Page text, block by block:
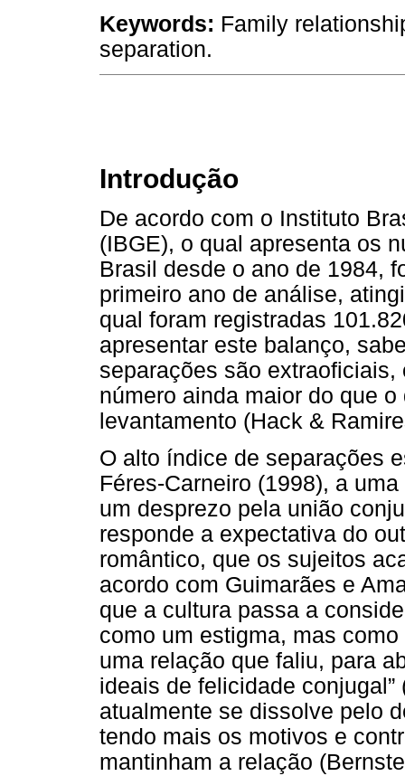
Keywords: Family
separation.
Introdução
De acordo com o Instituto
(IBGE), o qual apresenta os
Brasil desde o ano de 1984,
primeiro ano de análise,
qual foram registradas
apresentar este balanço,
separações são
número ainda maior do que
levantamento (Hack &
O alto índice de separações
Féres-Carneiro (1998), a
um desprezo pela união
responde a expectativa do
romântico, que os sujeitos
acordo com Guimarães e
que a cultura passa a
como um estigma, mas
uma relação que faliu, para
ideais de felicidade
atualmente se dissolve pelo
tendo mais os motivos e
mantinham a relação